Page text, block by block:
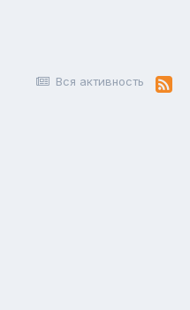
Вся активность